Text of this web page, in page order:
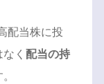
配当株に投
く 配当の持